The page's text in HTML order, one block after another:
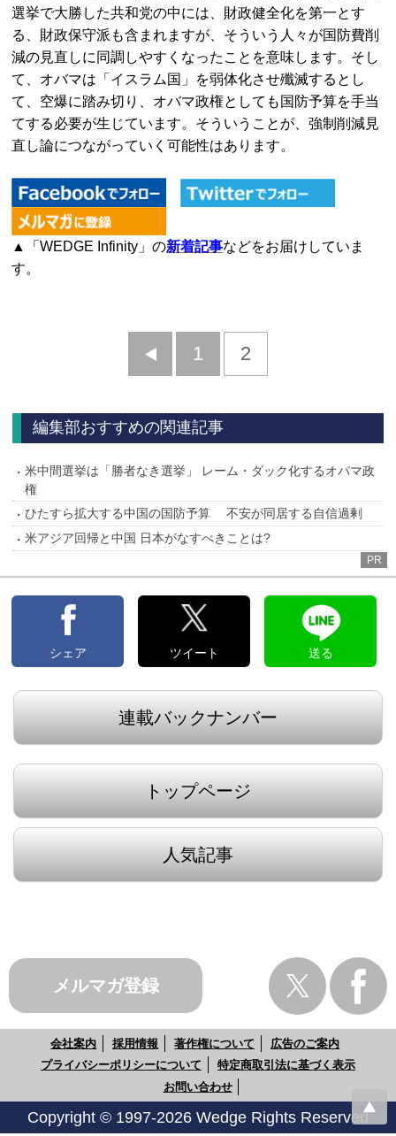
選挙で大勝した共和党の中には、財政健全化を第一とす
る、財政保守派も含まれますが、そういう人々が国防費削
減の見直しに同調しやすくなったことを意味します。そし
て、オバマは「イスラム国」を弱体化させ殲滅するとし
て、空爆に踏み切り、オバマ政権としても国防予算を手当
てする必要が生じています。そういうことが、強制削減見
直し論につながっていく可能性はあります。
▲「WEDGE Infinity」の新着記事などをお届けしていま
す。
前
1 2
編集部おすすめの関連記事
米中間選挙は「勝者なき選挙」 レーム・ダック化するオバマ政
権
ひたすら拡大する中国の国防予算 不安が同居する自信過剰
米アジア回帰と中国 日本がなすべきことは?
PR
シェア ツイート 送る
連載バックナンバー
トップページ
人気記事
メルマガ登録
会社案内 採用情報 著作権について
広告のご案内
プライバシーポリシーについて
特定商取引法に基づく表示
お問い合わせ
Copyright © 1997-2026 Wedge Rights Reserved